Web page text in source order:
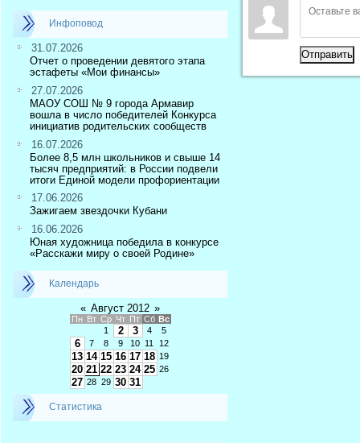
Инфоповод
31.07.2026
Отчет о проведении девятого этапа
эстафеты «Мои финансы»
27.07.2026
МАОУ СОШ № 9 города Армавир
вошла в число победителей Конкурса
инициатив родительских сообществ
16.07.2026
Более 8,5 млн школьников и свыше 14
тысяч предприятий: в России подвели
итоги Единой модели профориентации
17.06.2026
Зажигаем звездочки Кубани
16.06.2026
Юная художница победила в конкурсе
«Расскажи миру о своей Родине»
Календарь
« Август 2012 »
Пн Вт Ср Чт Пт Сб Вс
1
2 3 4 5
6 7 8 9 10 11 12
13 14 15 16 17 18 19
20 21 22 23 24 25 26
27 28 29 30 31
Статистика
Отправить